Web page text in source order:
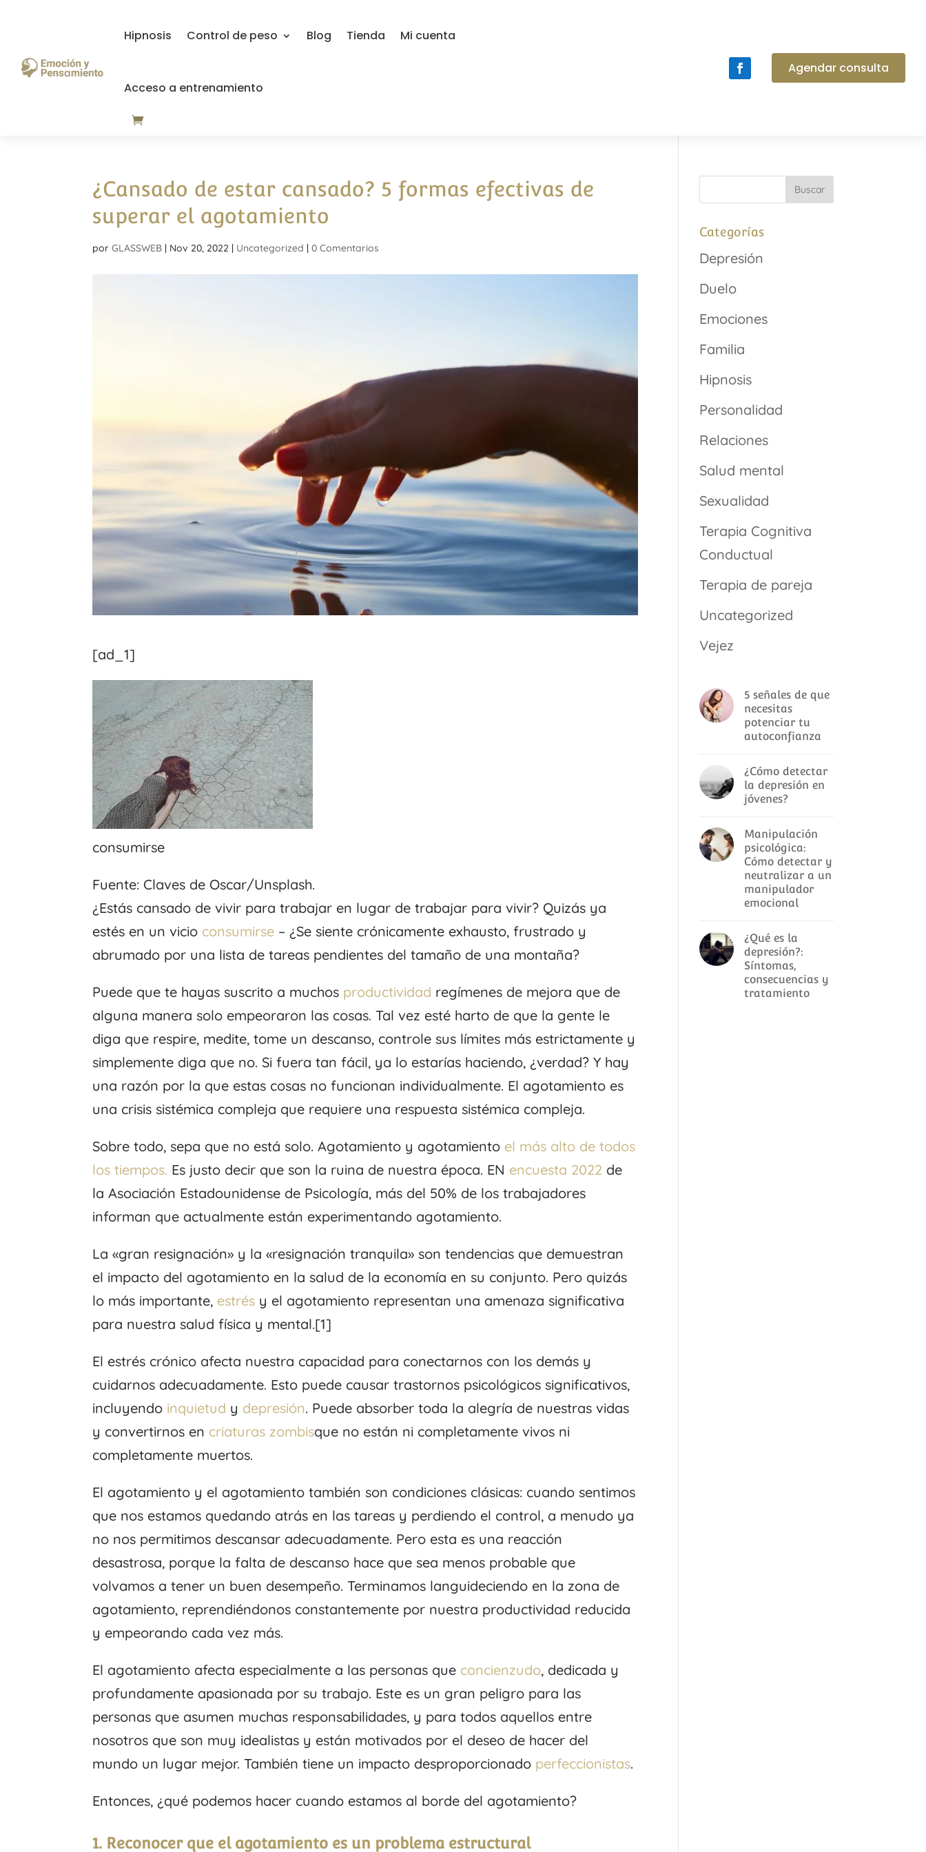
Hipnosis Control de peso Blog Tienda Mi cuenta
Acceso a entrenamiento
Agendar consulta
¿Cansado de estar cansado? 5 formas efectivas de
superar el agotamiento
porGLASSWEB | Nov 20, 2022 | Uncategorized |0 Comentarios
[ad_1]
consumirse
Fuente: Claves de Oscar/Unsplash.
¿Estás cansado de vivir para trabajar en lugar de trabajar para vivir? Quizás ya
estés en un vicio consumirse – ¿Se siente crónicamente exhausto, frustrado y
abrumado por una lista de tareas pendientes del tamaño de una montaña?
Puede que te hayas suscrito a muchos productividad regímenes de mejora que de
alguna manera solo empeoraron las cosas. Tal vez esté harto de que la gente le
diga que respire, medite, tome un descanso, controle sus límites más estrictamente y
simplemente diga que no. Si fuera tan fácil, ya lo estarías haciendo, ¿verdad? Y hay
una razón por la que estas cosas no funcionan individualmente. El agotamiento es
una crisis sistémica compleja que requiere una respuesta sistémica compleja.
Sobre todo, sepa que no está solo. Agotamiento y agotamiento el más alto de todos
los tiempos. Es justo decir que son la ruina de nuestra época. EN encuesta 2022 de
la Asociación Estadounidense de Psicología, más del 50% de los trabajadores
informan que actualmente están experimentando agotamiento.
La «gran resignación» y la «resignación tranquila» son tendencias que demuestran
el impacto del agotamiento en la salud de la economía en su conjunto. Pero quizás
lo más importante, estrés y el agotamiento representan una amenaza significativa
para nuestra salud física y mental.[1]
El estrés crónico afecta nuestra capacidad para conectarnos con los demás y
cuidarnos adecuadamente. Esto puede causar trastornos psicológicos significativos,
incluyendo inquietud y depresión. Puede absorber toda la alegría de nuestras vidas
y convertirnos en criaturas zombisque no están ni completamente vivos ni
completamente muertos.
El agotamiento y el agotamiento también son condiciones clásicas: cuando sentimos
que nos estamos quedando atrás en las tareas y perdiendo el control, a menudo ya
no nos permitimos descansar adecuadamente. Pero esta es una reacción
desastrosa, porque la falta de descanso hace que sea menos probable que
volvamos a tener un buen desempeño. Terminamos languideciendo en la zona de
agotamiento, reprendiéndonos constantemente por nuestra productividad reducida
y empeorando cada vez más.
El agotamiento afecta especialmente a las personas que concienzudo, dedicada y
profundamente apasionada por su trabajo. Este es un gran peligro para las
personas que asumen muchas responsabilidades, y para todos aquellos entre
nosotros que son muy idealistas y están motivados por el deseo de hacer del
mundo un lugar mejor. También tiene un impacto desproporcionado perfeccionistas.
Entonces, ¿qué podemos hacer cuando estamos al borde del agotamiento?
1. Reconocer que el agotamiento es un problema estructural
Categorías
Depresión
Duelo
Emociones
Familia
Hipnosis
Personalidad
Relaciones
Salud mental
Sexualidad
Terapia Cognitiva
Conductual
Terapia de pareja
Uncategorized
Vejez
5 señales de que
necesitas
potenciar tu
autoconfianza
¿Cómo detectar
la depresión en
jóvenes?
Manipulación
psicológica:
Cómo detectar y
neutralizar a un
manipulador
emocional
¿Qué es la
depresión?:
Síntomas,
consecuencias y
tratamiento